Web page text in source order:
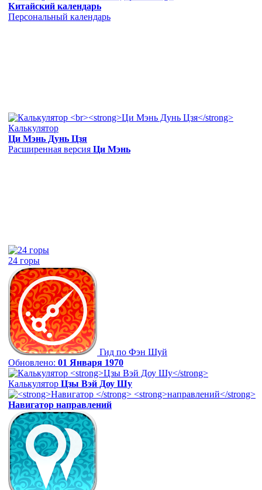
Китайский календарь
Персональный календарь
Калькулятор
Ци Мэнь Дунь Цзя
Расширенная версия Ци Мэнь
24 горы
Гид по Фэн Шуй
Обновлено: 01 Января 1970
Калькулятор Цзы Вэй Доу Шу
Навигатор направлений